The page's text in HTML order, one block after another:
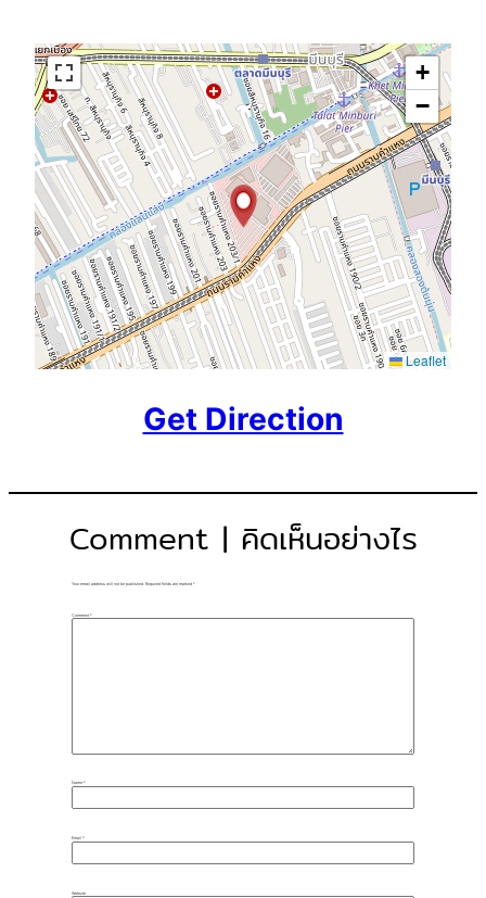
+
−
Leaflet
Get Direction
Comment | คิดเห็นอย่างไร
Your email address will not be published. Required fields are marked *
Comment *
Name *
Email *
Website